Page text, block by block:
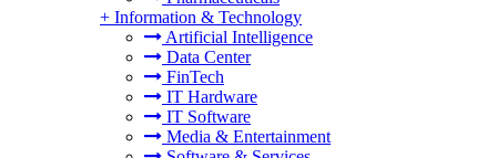
+ Information & Technology
Artificial Intelligence
Data Center
FinTech
IT Hardware
IT Software
Media & Entertainment